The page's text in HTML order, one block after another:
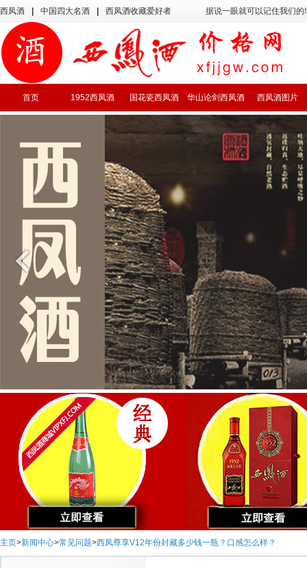
西凤酒 中国四大名酒 西凤酒收藏爱好者 据说一眼就可以记住我们
首页 1952西凤酒 国花瓷西凤酒 华山论剑西凤酒 西凤酒图片
主页>新闻中心>常见问题>西凤尊享V12年份封藏多少钱一瓶？口感怎么样？